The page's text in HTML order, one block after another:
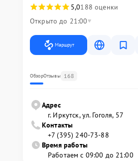
5,0188 оценки
Открыто до 21:00
Маршрут
ОбзорОтзывы 168
Адрес
г. Иркутск, ул. ​Гоголя, 57
Контакты
+7 (395) 240-73-88
Время работы
Работаем с 09:00 до 21:00